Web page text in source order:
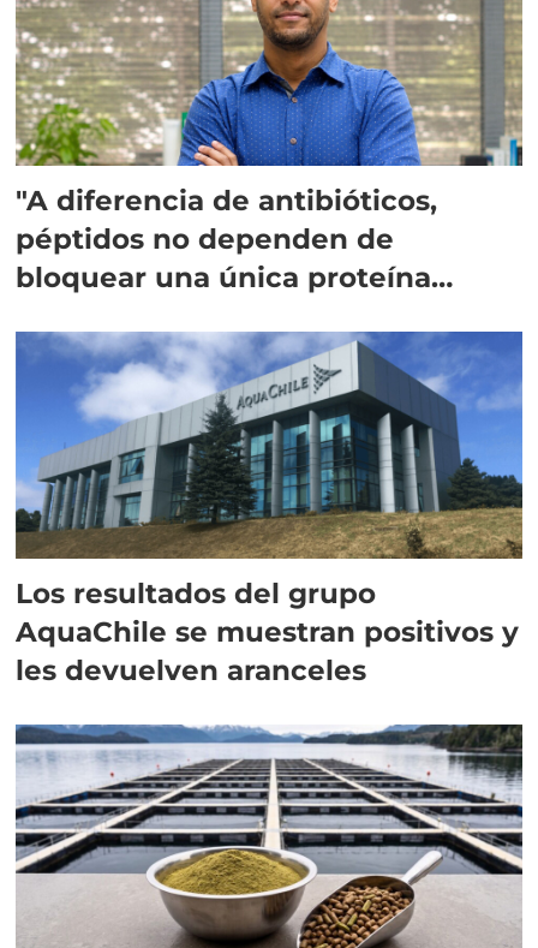
"A diferencia de antibióticos,
péptidos no dependen de
bloquear una única proteína
Los resultados del grupo
AquaChile se muestran positivos y
les devuelven aranceles